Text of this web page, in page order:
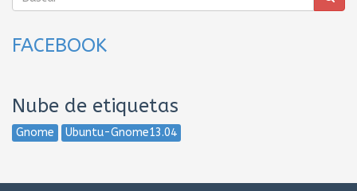
FACEBOOK
Nube de etiquetas
Gnome Ubuntu-Gnome13.04